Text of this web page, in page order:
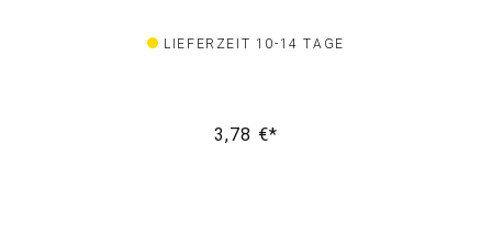
LIEFERZEIT 10-14 TAGE
3,78 €*